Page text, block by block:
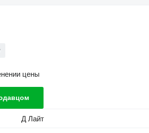
цены
Д Лайт